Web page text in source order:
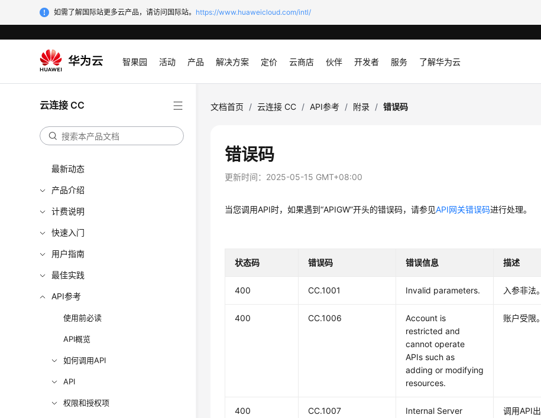
如需了解国际站更多云产品，请访问国际站。 https://www.huaweicloud.com/intl/
智果园 活动 产品 解决方案 定价 云商店 伙伴 开发者 服务 了解华为云
云连接 CC
最新动态
产品介绍
计费说明
快速入门
用户指南
最佳实践
API参考
使用前必读
API概览
如何调用API
API
权限和授权项
文档首页 / 云连接 CC / API参考 / 附录 / 错误码
错误码
更新时间： 2025-05-15 GMT+08:00
当您调用API时，如果遇到“APIGW”开头的错误码，请参见API网关错误码进行处理。
状态码 错误码 错误信息 描述
400 CC.1001 Invalid parameters. 入参非法。
400 CC.1006
Account is
restricted and
cannot operate
APIs such as
adding or modifying
resources.
账户受限。
400 CC.1007
Internal Server
调用API出